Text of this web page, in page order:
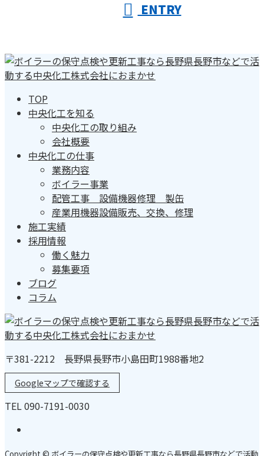
ENTRY
TOP
中央化工を知る
中央化工の取り組み
会社概要
中央化工の仕事
業務内容
ボイラー事業
配管工事 設備機器修理 製缶
産業用機器設備販売、交換、修理
施工実績
採用情報
働く魅力
募集要項
ブログ
コラム
〒381-2212 長野県長野市小島田町1988番地2
Googleマップで確認する
TEL 090-7191-0030